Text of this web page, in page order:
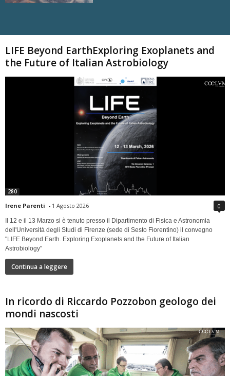
LIFE Beyond EarthExploring Exoplanets and
the Future of Italian Astrobiology
280
Irene Parenti - 1 Agosto 2026 0
Il 12 e il 13 Marzo si è tenuto presso il Dipartimento di Fisica e Astronomia
dell'Università degli Studi di Firenze (sede di Sesto Fiorentino) il convegno
"LIFE Beyond Earth. Exploring Exoplanets and the Future of Italian
Astrobiology"
Continua a leggere
In ricordo di Riccardo Pozzobon geologo dei
mondi nascosti